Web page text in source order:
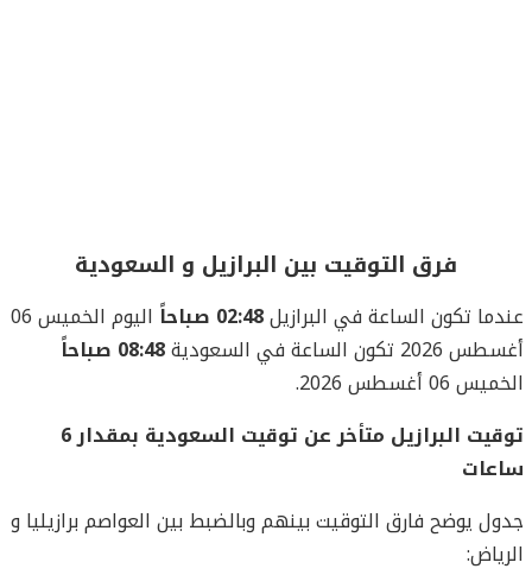
فرق التوقيت بين البرازيل و السعودية
عندما تكون الساعة في البرازيل02:48 صباحاً
اليوم الخميس 06
أغسطس 2026 تكون الساعة في السعودية
08:48 صباحاً
الخميس 06 أغسطس 2026.
توقيت البرازيل متأخر عن توقيت السعودية بمقدار 6
ساعات
جدول يوضح فارق التوقيت بينهم وبالضبط بين العواصم برازيليا و
الرياض: